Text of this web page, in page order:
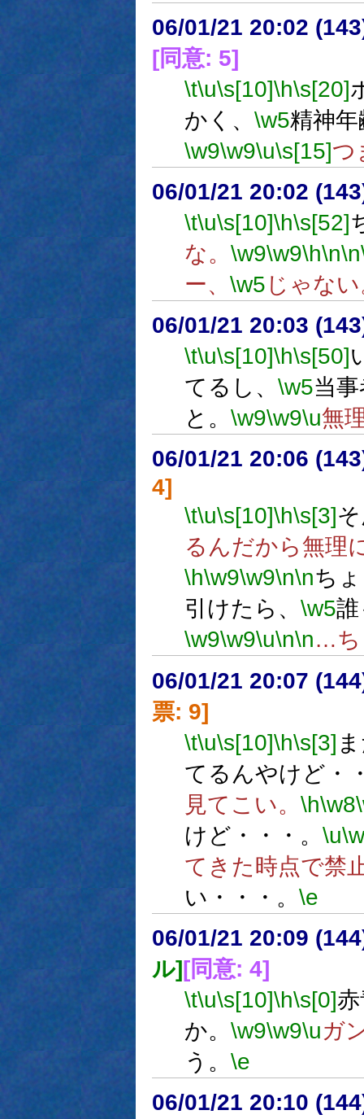
06/01/21 20:02
[同意: 5]
\t\u\s[10]\h\s[20]
かく、 \w5精神
\w9\w9\u\s[15]つ
06/01/21 20:02
\t\u\s[10]\h\s[52]
な。 \w9\w9\h\n\n
ー、 \w5 じゃな
06/01/21 20:03
\t\u\s[10]\h\s[50]
てるし、 \w5当
と。 \w9\w9\u無
06/01/21 20:06
4]
\t\u\s[10]\h\s[3]
るんだから無理
\h\w9\w9\n\nち
引けたら、 \w5
\w9\w9\u\n\n…ち
06/01/21 20:07
票: 9]
\t\u\s[10]\h\s[3]
てるんやけど・
見てこい。 \h\w8
けど・・・。 \u
てきた時点で禁
い・・・。 \e
06/01/21 20:09
ル][同意: 4]
\t\u\s[10]\h\s[0]
か。 \w9\w9\uガ
う。 \e
06/01/21 20:10